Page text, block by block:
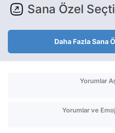
Sana Özel
Daha Fazla Sana
Yorumlar
Yorumlar ve